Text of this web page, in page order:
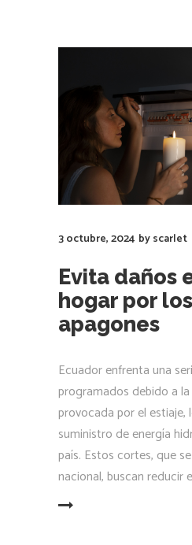
3 octubre, 2024 byscarlet
Evita daños
hogar por los
apagones
Ecuador enfrenta una
programados debido a
provocada por el estiaje,
suministro de energía
país. Estos cortes, que
nacional, buscan reducir